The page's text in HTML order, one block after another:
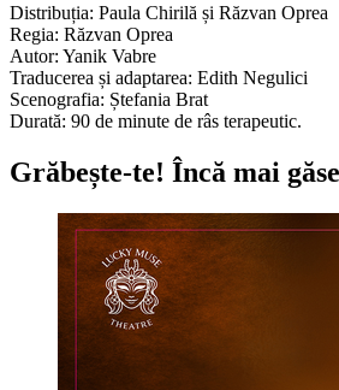
Distribuția: Paula Chirilă și Răzvan Oprea
Regia: Răzvan Oprea
Autor: Yanik Vabre
Traducerea și adaptarea: Edith Negulici
Scenografia: Ștefania Brat
Durată: 90 de minute de râs terapeutic.
Grăbește-te! Încă mai